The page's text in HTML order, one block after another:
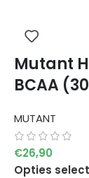
Mutant
BCAA
MUTANT
€26,90
Opties